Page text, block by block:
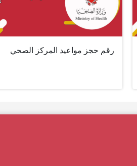
رقم حجز مواعيد المركز الصحي